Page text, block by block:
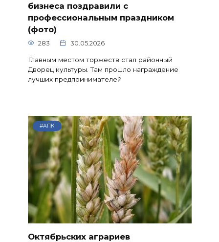
бизнеса поздравили с
профессиональным праздником
(фото)
283 30.05.2026
Главным местом торжеств стал районный
Дворец культуры. Там прошло награждение
лучших предпринимателей
#АПК
Октябрьских аграриев